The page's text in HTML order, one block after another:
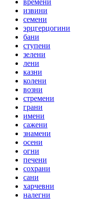
извини
семени
эрцгерцогини
бани
ступени
зелени
лени
казни
колени
возни
стремени
грани
имени
сажени
знамени
осени
огни
печени
сохрани
сани
харчевни
налегни